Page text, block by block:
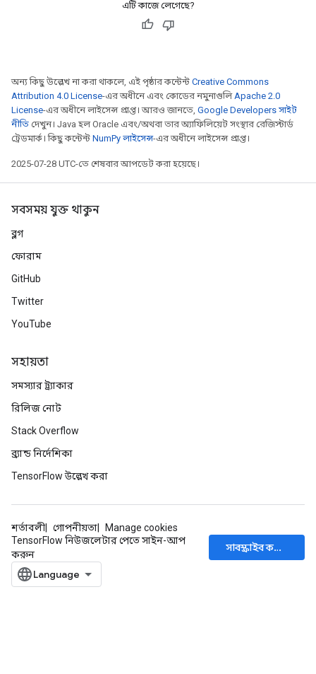
এটি কাজে লেগেছে?
অন্য কিছু উল্লেখ না করা থাকলে, এই পৃষ্ঠার কন্টেন্ট Creative Commons
Attribution 4.0 License-এর অধীনে এবং কোডের নমুনাগুলিApache 2.0
License-এর অধীনে লাইসেন্স প্রাপ্ত। আরও জানতে, Google Developers সাইট
নীতি দেখুন। Java হল Oracle এবং/অথবা তার অ্যাফিলিয়েট সংস্থার রেজিস্টার্ড
ট্রেডমার্ক। কিছু কন্টেন্ট NumPy লাইসেন্স-এর অধীনে লাইসেন্স প্রাপ্ত।
2025-07-28 UTC-তে শেষবার আপডেট করা হয়েছে।
সবসময় যুক্ত থাকুন
ব্লগ
ফোরাম
GitHub
Twitter
YouTube
সহায়তা
সমস্যার ট্র্যাকার
রিলিজ নোট
Stack Overflow
ব্র্যান্ড নির্দেশিকা
TensorFlow উল্লেখ করা
শর্তাবলী গোপনীয়তা
Manage cookies
TensorFlow নিউজলেটার পেতে সাইন-আপ
করুন
সাবস্ক্রাইব করুন